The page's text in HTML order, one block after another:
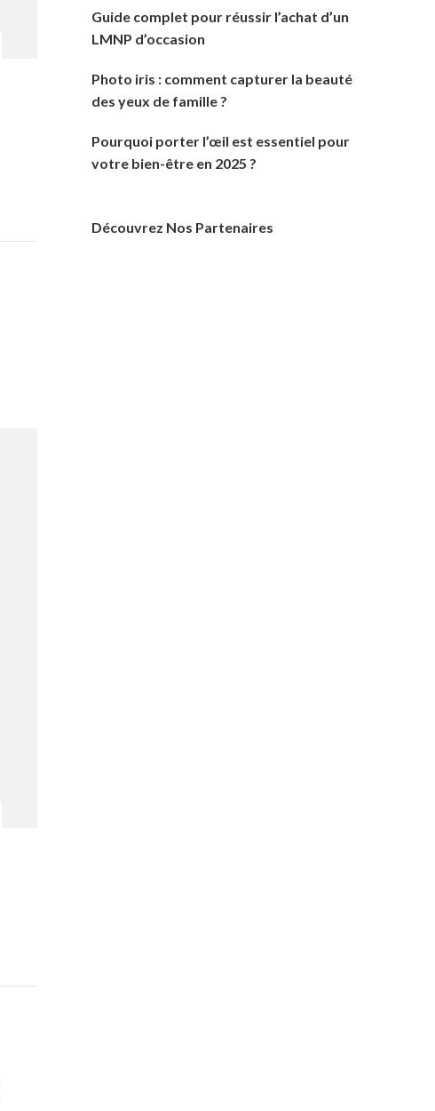
Guide complet pour réussir l’achat d’un
LMNP d’occasion
Photo iris : comment capturer la beauté
des yeux de famille ?
Pourquoi porter l’œil est essentiel pour
votre bien-être en 2025 ?
Découvrez Nos Partenaires